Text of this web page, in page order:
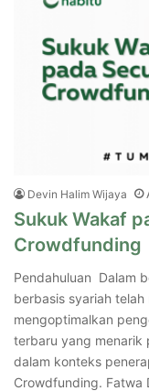
Devin Halim Wijaya
Sukuk Wakaf
Crowdfunding
Pendahuluan Dalam
berbasis syariah
mengoptimalkan
terbaru yang menarik
dalam konteks
Crowdfunding. Fatwa